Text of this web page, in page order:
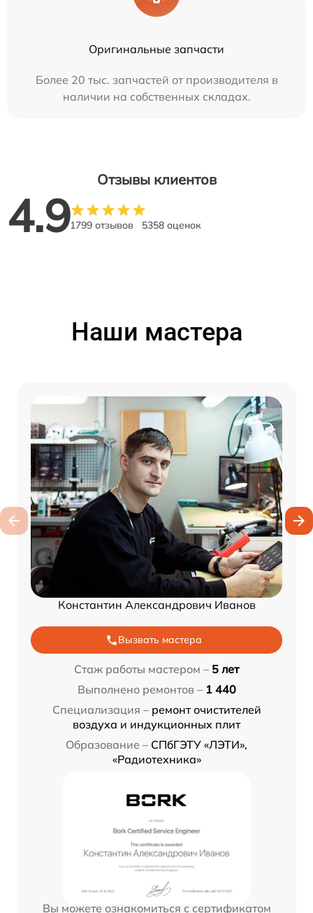
Оригинальные запчасти
Более 20 тыс. запчастей от производителя в
наличии на собственных складах.
Отзывы клиентов
4.91799 отзывов 5358 оценок
Наши мастера
Константин Александрович Иванов
Вызвать мастера
Стаж работы мастером – 5 лет
Выполнено ремонтов – 1 440
Специализация – ремонт очистителей
воздуха и индукционных плит
Образование – СПбГЭТУ «ЛЭТИ»,
«Радиотехника»
Вы можете ознакомиться с сертификатом